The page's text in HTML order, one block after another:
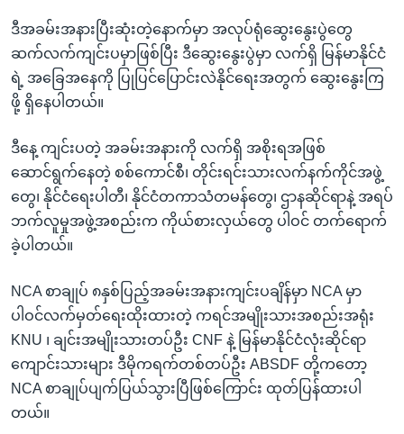
ဒီအခမ်းအနားပြီးဆုံးတဲ့နောက်မှာ အလုပ်ရုံဆွေးနွေးပွဲတွေ
ဆက်လက်ကျင်းပမှာဖြစ်ပြီး ဒီဆွေးနွေးပွဲမှာ လက်ရှိ မြန်မာနိုင်ငံ
ရဲ့ အခြေအနေကို ပြုပြင်ပြောင်းလဲနိုင်ရေးအတွက် ဆွေးနွေးကြ
ဖို့ ရှိနေပါတယ်။
ဒီနေ့ ကျင်းပတဲ့ အခမ်းအနားကို လက်ရှိ အစိုးရအဖြစ်
ဆောင်ရွက်နေတဲ့ စစ်ကောင်စီ၊ တိုင်းရင်းသားလက်နက်ကိုင်အဖွဲ့
တွေ၊ နိုင်ငံရေးပါတီ၊ နိုင်ငံတကာသံတမန်တွေ၊ ဌာနဆိုင်ရာနဲ့ အရပ်
ဘက်လူမှုအဖွဲ့အစည်းက ကိုယ်စားလှယ်တွေ ပါဝင် တက်ရောက်
ခဲ့ပါတယ်။
NCA စာချုပ် ၈နှစ်ပြည့်အခမ်းအနားကျင်းပချိန်မှာ NCA မှာ
ပါဝင်လက်မှတ်ရေးထိုးထားတဲ့ ကရင်အမျိုးသားအစည်းအရုံး
KNU ၊ ချင်းအမျိုးသားတပ်ဦး CNF နဲ့ မြန်မာနိုင်ငံလုံးဆိုင်ရာ
ကျောင်းသားများ ဒီမိုကရက်တစ်တပ်ဦး ABSDF တို့ကတော့
NCA စာချုပ်ပျက်ပြယ်သွားပြီဖြစ်ကြောင်း ထုတ်ပြန်ထားပါ
တယ်။